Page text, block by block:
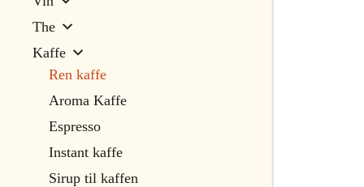
The
Kaffe
Ren kaffe
Aroma Kaffe
Espresso
Instant kaffe
Sirup til kaffen